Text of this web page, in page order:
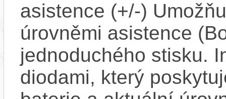
asistence (+/-)
úrovněmi asistence
jednoduchého stisku.
diodami, který